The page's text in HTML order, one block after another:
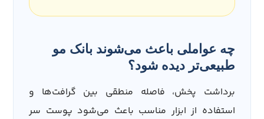
چه عواملی باعث می‌شوند بانک مو
طبیعی‌تر دیده شود؟
برداشت پخش، فاصله منطقی بین گرافت‌ها و
استفاده از ابزار مناسب باعث می‌شود پوست سر